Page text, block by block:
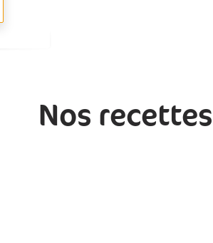
Nos recettes